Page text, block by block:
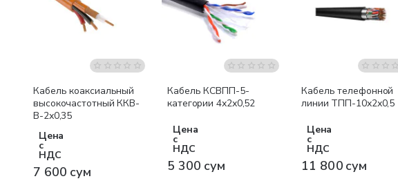
Кабель коаксиальный
высокочастотный ККВ-
В-2х0,35
Цена
с
НДС
7 600 сум
Бестселлер
Кабель КСВПП-5-
категории 4х2х0,52
Цена
с
НДС
5 300 сум
Бестселлер
Кабель телефонной
линии ТПП-10х2х0,5
Цена
с
НДС
11 800 сум